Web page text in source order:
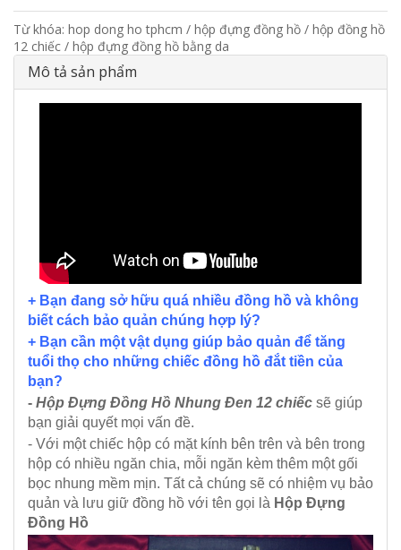
Từ khóa: hop dong ho tphcm / hộp đựng đồng hồ / hộp đồng hồ
12 chiếc / hộp đựng đồng hồ bằng da
Mô tả sản phẩm
+ Bạn đang sở hữu quá nhiều đồng hồ và không
biết cách bảo quản chúng hợp lý?
+ Bạn cần một vật dụng giúp bảo quản để tăng
tuổi thọ cho những chiếc đồng hồ đắt tiền của
bạn?
- Hộp Đựng Đồng Hồ Nhung Đen 12 chiếc sẽ giúp
bạn giải quyết mọi vấn đề.
- Với một chiếc hộp có mặt kính bên trên và bên trong
hộp có nhiều ngăn chia, mỗi ngăn kèm thêm một gối
bọc nhung mềm mịn. Tất cả chúng sẽ có nhiệm vụ bảo
quản và lưu giữ đồng hồ với tên gọi là Hộp Đựng
Đồng Hồ